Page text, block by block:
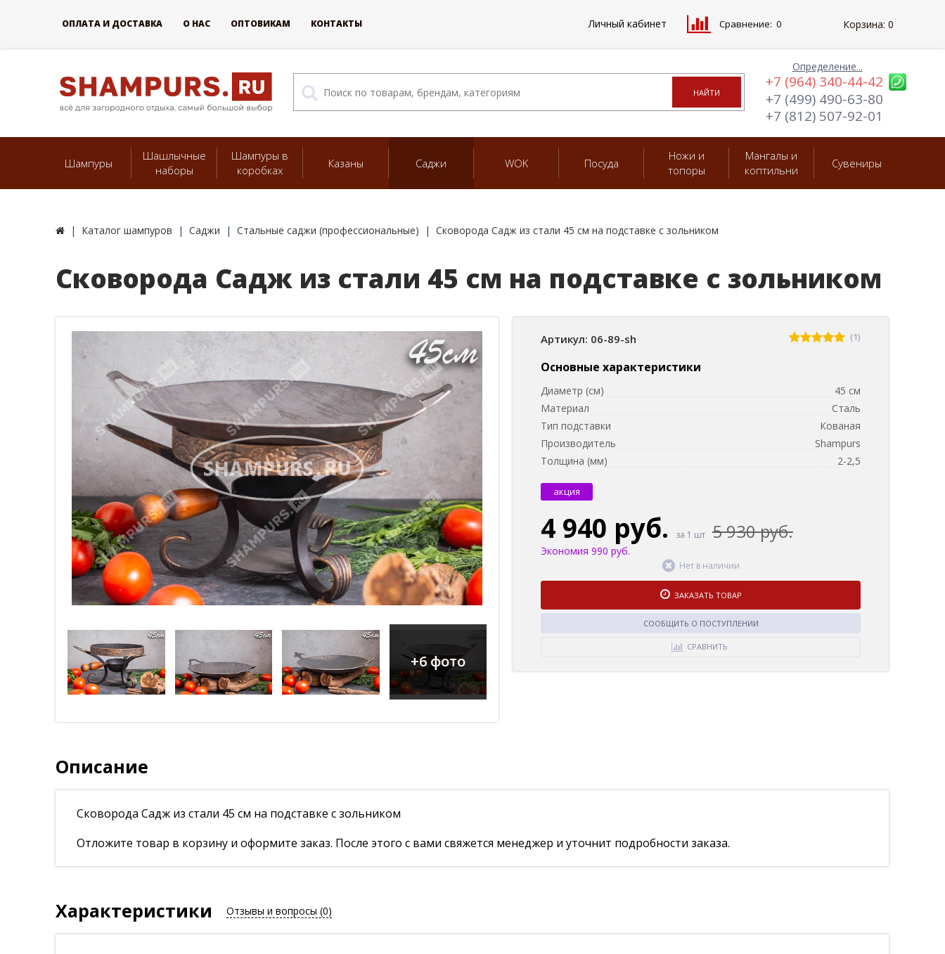
Определение...
+7 (964) 340-44-42
+7 (499) 490-63-80
+7 (812) 507-92-01
Шампуры
Шашлычные
наборы
Шампуры в
коробках
Казаны Саджи WOK Посуда
Ножи и
топоры
Мангалы и
коптильни
Сувениры
Каталог шампуров Саджи Стальные саджи (профессиональные) Сковорода Садж из стали 45 см на подставке с зольником
Сковорода Садж из стали 45 см на подставке с зольником
+6 фото
Артикул: 06-89-sh (1)
Основные характеристики
Диаметр (см)
45 см
Материал
Сталь
Тип подставки
Кованая
Производитель
Shampurs
Толщина (мм)
2-2,5
акция
4 940 руб. за 1 шт 5 930 руб.
Экономия 990 руб.
Нет в наличии
ЗАКАЗАТЬ ТОВАР
СООБЩИТЬ О ПОСТУПЛЕНИИ
СРАВНИТЬ
Описание
Сковорода Садж из стали 45 см на подставке с зольником
Отложите товар в корзину и оформите заказ. После этого с вами свяжется менеджер и уточнит подробности заказа.
Характеристики Отзывы и вопросы (0)
ОПЛАТА И ДОСТАВКА О НАС ОПТОВИКАМ КОНТАКТЫ Личный кабинет Сравнение: 0 Корзина: 0